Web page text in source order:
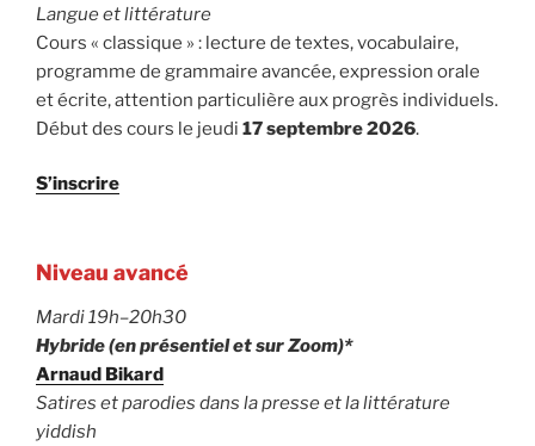
Langue et littérature
Cours « classique » : lecture de textes, vocabulaire,
programme de grammaire avancée, expression orale
et écrite, attention particulière aux progrès individuels.
Début des cours le jeudi 17 septembre 2026.
S’inscrire
Niveau avancé
Mardi 19h–20h30
Hybride (en présentiel et sur Zoom)*
Arnaud Bikard
Satires et parodies dans la presse et la littérature
yiddish